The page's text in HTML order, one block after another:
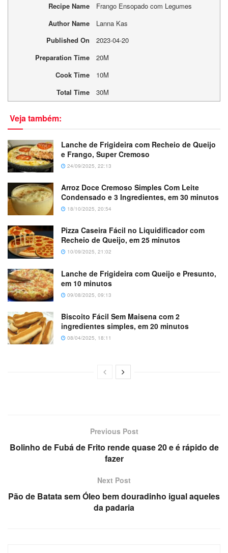
Recipe Name
Frango Ensopado com Legumes
Author Name
Lanna Kas
Published On
2023-04-20
Preparation Time
20M
Cook Time
10M
Total Time
30M
Veja também:
Lanche de Frigideira com Recheio de Queijo
e Frango, Super Cremoso
24/09/2025, 22:13
Arroz Doce Cremoso Simples Com Leite
Condensado e 3 Ingredientes, em 30 minutos
18/10/2025, 20:54
Pizza Caseira Fácil no Liquidificador com
Recheio de Queijo, em 25 minutos
10/09/2025, 21:02
Lanche de Frigideira com Queijo e Presunto,
em 10 minutos
09/08/2025, 09:13
Biscoito Fácil Sem Maisena com 2
ingredientes simples, em 20 minutos
08/04/2025, 18:11
Previous Post
Bolinho de Fubá de Frito rende quase 20 e é rápido de
fazer
Next Post
Pão de Batata sem Óleo bem douradinho igual aqueles
da padaria